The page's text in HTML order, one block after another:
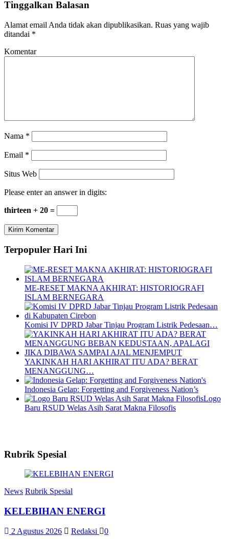
Tinggalkan Balasan
Alamat email Anda tidak akan dipublikasikan. Ruas yang wajib
ditandai *
Komentar
Nama *
Email *
Situs Web
Please enter an answer in digits:
thirteen + 20 =
Terpopuler Hari Ini
ME-RESET MAKNA AKHIRAT: HISTORIOGRAFI
ISLAM BERNEGARA
Komisi IV DPRD Jabar Tinjau Program Listrik Pedesaan…
YAKINKAH HARI AKHIRAT ITU ADA? BERAT
MENANGGUNG…
Indonesia Gelap: Forgetting and Forgiveness Nation’s
Logo
Baru RSUD Welas Asih Sarat Makna Filosofis
Rubrik Spesial
News Rubrik Spesial
KELEBIHAN ENERGI
2 Agustus 2026 Redaksi
0